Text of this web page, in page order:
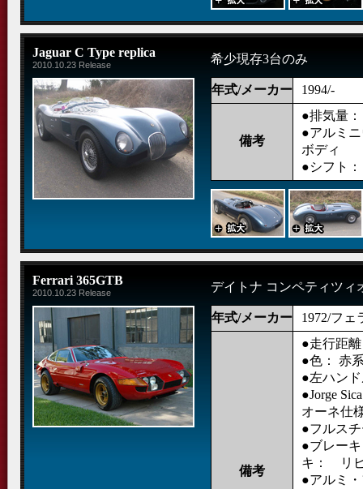
Jaguar C Type replica
2010.10.23 Release 希少現存3台のみ
年式/メーカー 1994/-
備考
●排気量
●アルミ
ボディ
●シフト
Ferrari 365GTB
2010.10.23 Release デイトナ コンペティツィ
年式/メーカー 1972/フェ
備考
●走行距離
●色： 赤
●左ハン
●Jorge
オーネ仕
●フルス
●ブレー
キ： リ
●アルミ